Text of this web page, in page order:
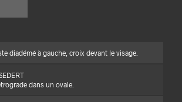
diadémé à gauche, croix devant le visage.
dans un ovale.